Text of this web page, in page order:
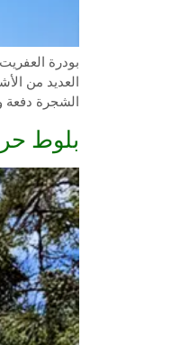
العديد من
الشجرة دفعة
بلوط